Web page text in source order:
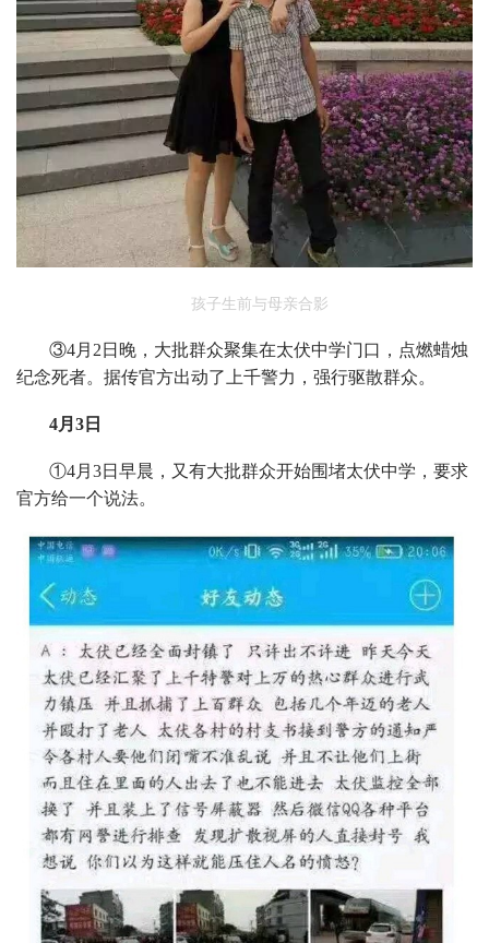
孩子生前与母亲合影
③4月2日晚，大批群众聚集在太伏中学门口，点燃蜡烛
纪念死者。据传官方出动了上千警力，强行驱散群众。
4月3日
①4月3日早晨，又有大批群众开始围堵太伏中学，要求
官方给一个说法。